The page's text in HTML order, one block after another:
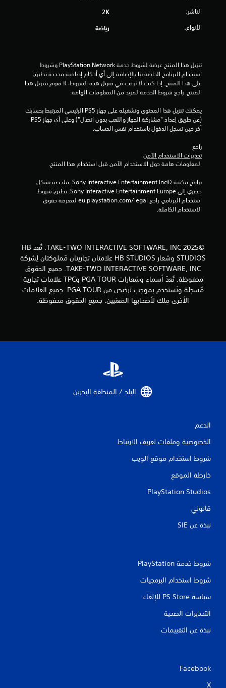
ل
ي
6
ا
ل
ي
ي
م
ا
الناشر: 2K
الأنواع: رياضة
المنتج. راجع شروط الخدمة لمزيد من المعلومات الهامة.
آخر حين تسجل الدخول باستخدام نفس الحساب.
راجع
تحذيرات الاستخدام الآمن
الاستخدام الكاملة.
©2025 TAKE-TWO INTERACTIVE SOFTWARE, INC. تُعد HB
STUDIOS وشعار HB STUDIOS علامتان تجاريتان مَملوكتان لِشركة
TAKE-TWO INTERACTIVE SOFTWARE, INC. جميع الحقوق
محفوظة. تُعدّ أسماء وشعارات PGA TOUR وTPC علامات تجارية
مُسجلة وتُستخدم بموجب ترخيص من PGA TOUR. جميع العلامات
الأخرى مِلك لأصحابها المَعنيين. جميع الحقوق محفوظة.
البلد / المنطقة البحرين‏
الدعم
الخصوصية وملفات تعريف الارتباط
شروط استخدام موقع الويب
خارطة الموقع
PlayStation Studios
قانوني
نبذة عن SIE‏
شروط خدمة PlayStation‏
شروط استخدام البرمجيات
سياسة PS Store للإلغاء
التحذيرات الصحية
نبذة عن التقييمات
Facebook
X